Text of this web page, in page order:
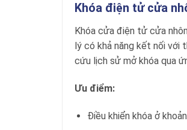
Khóa điện tử cửa
Khóa cửa điện tử cửa
lý có khả năng kết nối với
cứu lịch sử mở khóa qua
Ưu điểm:
Điều khiển khóa ở